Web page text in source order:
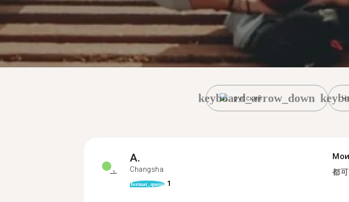
русский
keyboard_arrow_down
A.
Changsha
format_quote 1
都